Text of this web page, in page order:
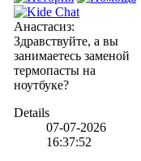
Анастасиз:
Здравствуйте, а вы
занимаетесь заменой
термопасты на
ноутбуке?
Details
07-07-2026
16:37:52